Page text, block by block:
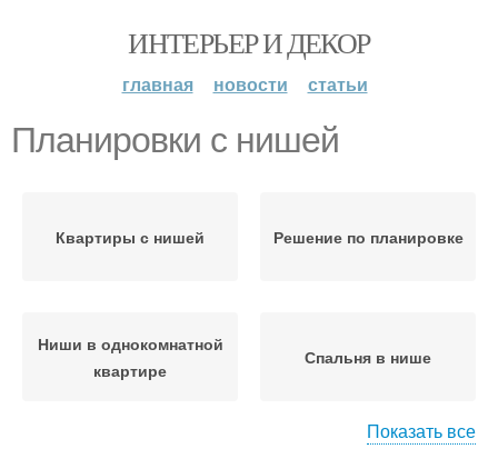
ИНТЕРЬЕР И ДЕКОР
главная новости статьи
Планировки с нишей
Квартиры с нишей Решение по планировке
Ниши в однокомнатной
квартире
Спальня в нише
Показать все